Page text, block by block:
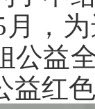
月，
公益
益红